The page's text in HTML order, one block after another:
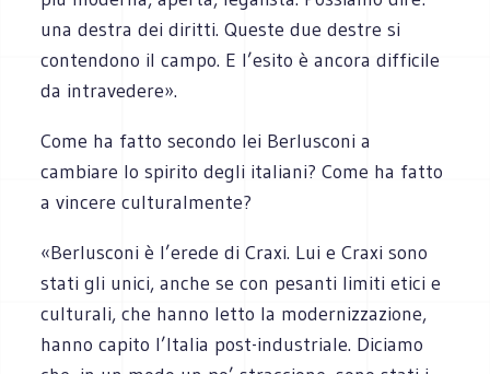
una destra dei diritti. Queste due destre si
contendono il campo. E l’esito è ancora difficile
da intravedere».
Come ha fatto secondo lei Berlusconi a
cambiare lo spirito degli italiani? Come ha fatto
a vincere culturalmente?
«Berlusconi è l’erede di Craxi. Lui e Craxi sono
stati gli unici, anche se con pesanti limiti etici e
culturali, che hanno letto la modernizzazione,
hanno capito l’Italia post-industriale. Diciamo